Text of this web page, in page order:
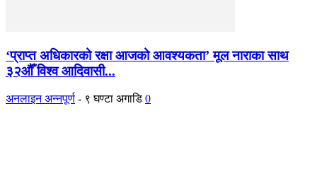
‘प्राप्त अधिकारको रक्षा आजको आवश्यकता’ मूल नाराका साथ
३२औँ विश्व आदिवासी...
अनलाइन अन्नपूर्ण - ९ घण्टा अगाडि 0